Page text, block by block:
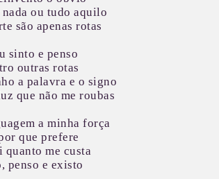
nada ou tudo aquilo
são apenas rotas
sinto e penso
outras rotas
a palavra e o signo
que não me roubas
a minha força
que prefere
quanto me custa
penso e existo